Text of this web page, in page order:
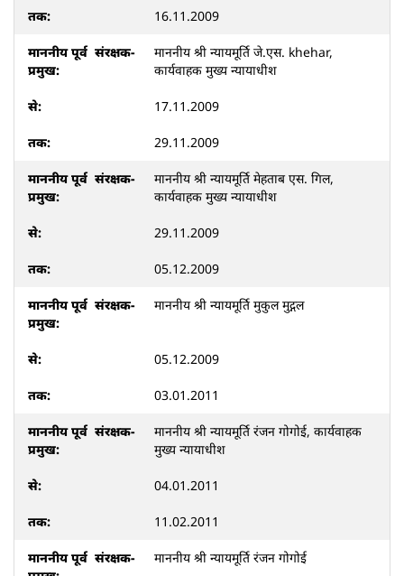
16.11.2009
माननीय श्री न्यायमूर्ति जे.एस. khehar,
कार्यवाहक मुख्य न्यायाधीश
17.11.2009
29.11.2009
माननीय श्री न्यायमूर्ति मेहताब एस. गिल,
कार्यवाहक मुख्य न्यायाधीश
29.11.2009
05.12.2009
माननीय श्री न्यायमूर्ति मुकुल मुद्गल
05.12.2009
03.01.2011
माननीय श्री न्यायमूर्ति रंजन गोगोई, कार्यवाहक
मुख्य न्यायाधीश
04.01.2011
11.02.2011
माननीय श्री न्यायमूर्ति रंजन गोगोई